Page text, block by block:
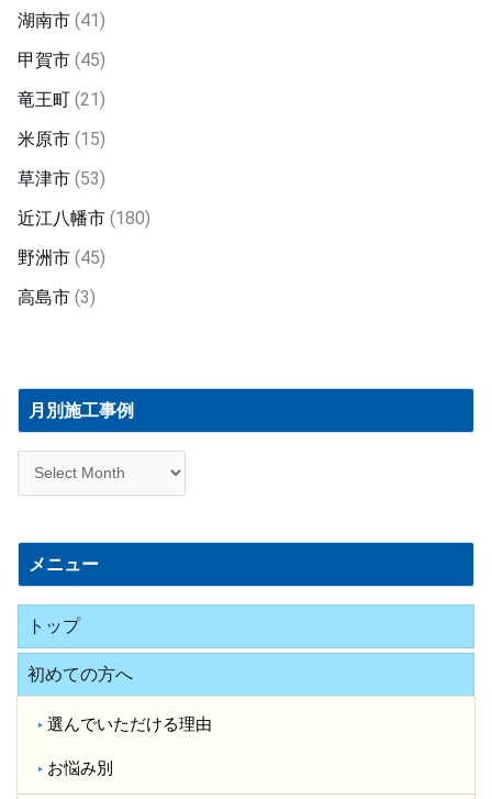
湖南市(41)
甲賀市(45)
竜王町(21)
米原市(15)
草津市(53)
近江八幡市(180)
野洲市(45)
高島市(3)
月別施工事例
施
事
メニュー
トップ
初めての方へ
選んでいただける理由
お悩み別